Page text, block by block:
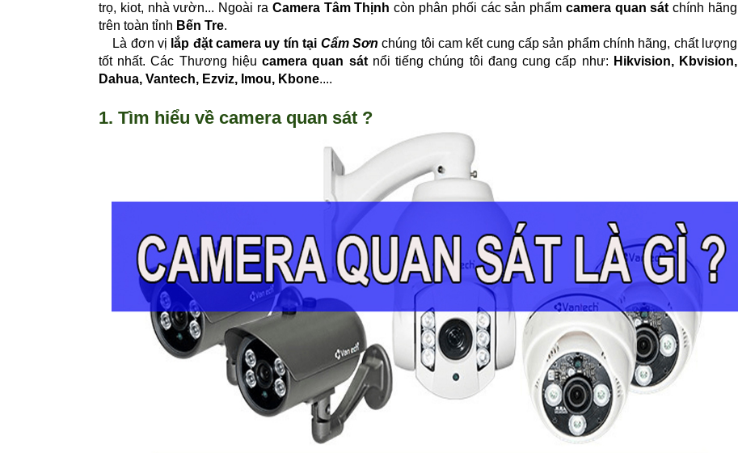
trọ, kiot, nhà vườn... Ngoài ra Camera Tâm Thịnh còn phân phối các sản phẩm camera quan sátchính hãng
trên toàn tỉnh Bến Tre.
Là đơn vị lắp đặt camera uy tín tại Cẩm Sơn chúng tôi cam kết cung cấp sản phẩm chính hãng, chất lượng
tốt nhất. Các Thương hiệucamera quan sátnổi tiếng chúng tôi đang cung cấp như: Hikvision, Kbvision,
Dahua, Vantech, Ezviz, Imou, Kbone....
1. Tìm hiểu về camera quan sát ?